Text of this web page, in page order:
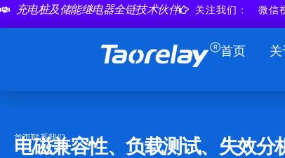
跳
至
充电桩及储能继电器全链技术伙伴 关注我们： 微信
首页
首页联系我们
电磁兼容性、负载测试、失效